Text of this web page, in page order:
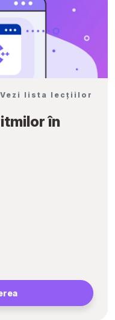
Vezi lista lecțiilor
în